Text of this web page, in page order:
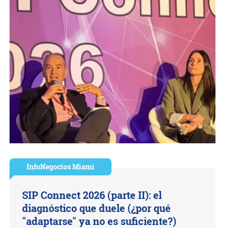
InfoNegocios Miami
SIP Connect 2026 (parte II): el
diagnóstico que duele (¿por qué
"adaptarse" ya no es suficiente?)